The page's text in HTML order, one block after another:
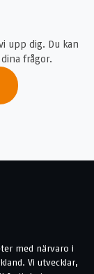
upp dig. Du kan
frågor.
med närvaro i
Vi utvecklar,